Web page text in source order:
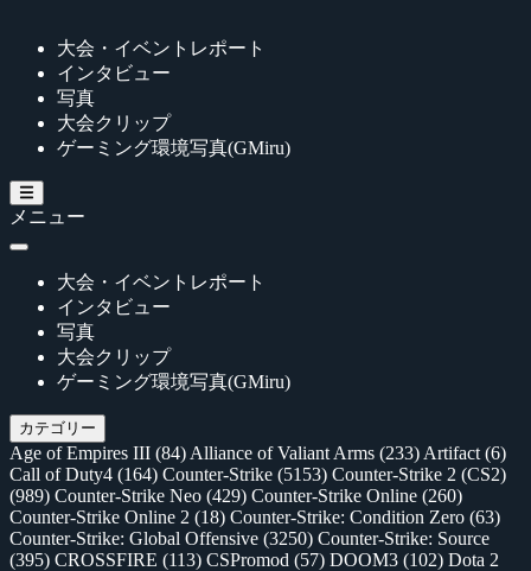
大会・イベントレポート
インタビュー
写真
大会クリップ
ゲーミング環境写真(GMiru)
メニュー
大会・イベントレポート
インタビュー
写真
大会クリップ
ゲーミング環境写真(GMiru)
カテゴリー
Age of Empires III (84) Alliance of Valiant Arms (233) Artifact (6)
Call of Duty4 (164) Counter-Strike (5153) Counter-Strike 2 (CS2)
(989) Counter-Strike Neo (429) Counter-Strike Online (260)
Counter-Strike Online 2 (18) Counter-Strike: Condition Zero (63)
Counter-Strike: Global Offensive (3250) Counter-Strike: Source
(395) CROSSFIRE (113) CSPromod (57) DOOM3 (102) Dota 2